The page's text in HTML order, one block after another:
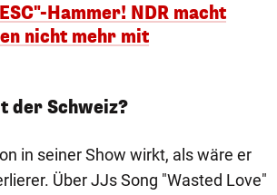
Hammer! NDR macht
nicht mehr mit
der Schweiz?
in seiner Show wirkt, als wäre er
Über JJs Song "Wasted Love"